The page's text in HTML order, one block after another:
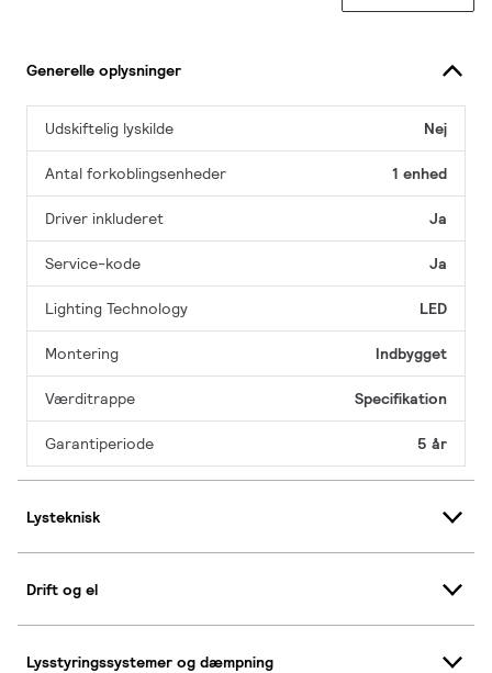
Generelle oplysninger
Udskiftelig lyskilde Nej
Antal forkoblingsenheder 1 enhed
Driver inkluderet Ja
Service-kode Ja
Lighting Technology LED
Montering Indbygget
Værditrappe Specifikation
Garantiperiode 5 år
Lysteknisk
Drift og el
Lysstyringssystemer og dæmpning